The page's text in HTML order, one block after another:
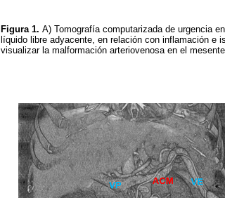
Figura 1. A) Tomografía computarizada de urgencia
líquido libre adyacente, en relación con inflamación e
visualizar la malformación arteriovenosa en el